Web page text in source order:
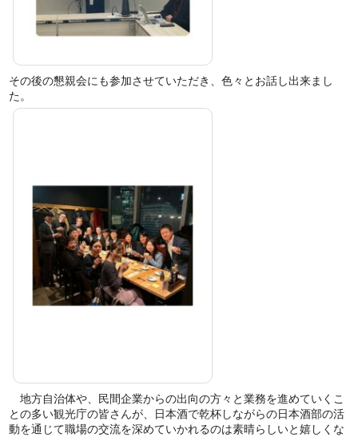
その後の懇親会にも参加させていただき、色々とお話し出来まし
た。
地方自治体や、民間企業からの出向の方々と業務を進めていくこ
との多い観光庁の皆さんが、日本酒で乾杯しながらの日本酒部の活
動を通じて職場の交流を深めていかれるのは素晴らしいと嬉しくな